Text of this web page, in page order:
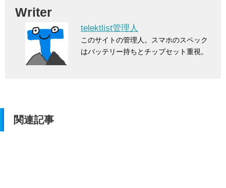
Writer
telektlist管理人
このサイトの管理人。スマホのスペック
はバッテリー持ちとチップセット重視。
関連記事